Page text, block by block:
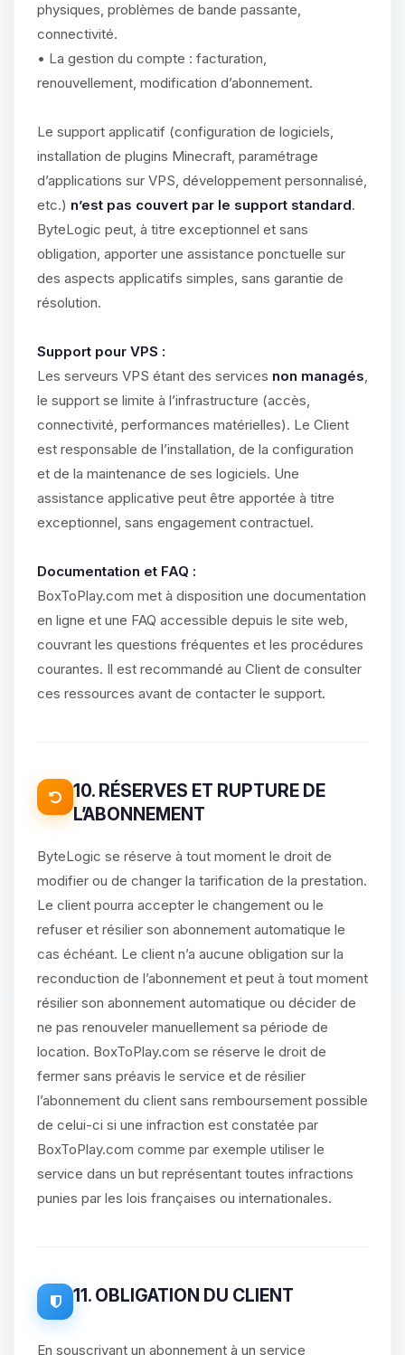
physiques, problèmes de bande passante,
connectivité.
• La gestion du compte : facturation,
renouvellement, modification d’abonnement.
Le support applicatif (configuration de logiciels,
installation de plugins Minecraft, paramétrage
d’applications sur VPS, développement personnalisé,
etc.) n’est pas couvert par le support standard.
ByteLogic peut, à titre exceptionnel et sans
obligation, apporter une assistance ponctuelle sur
des aspects applicatifs simples, sans garantie de
résolution.
Support pour VPS :
Les serveurs VPS étant des services non managés,
le support se limite à l’infrastructure (accès,
connectivité, performances matérielles). Le Client
est responsable de l’installation, de la configuration
et de la maintenance de ses logiciels. Une
assistance applicative peut être apportée à titre
exceptionnel, sans engagement contractuel.
Documentation et FAQ :
BoxToPlay.com met à disposition une documentation
en ligne et une FAQ accessible depuis le site web,
couvrant les questions fréquentes et les procédures
courantes. Il est recommandé au Client de consulter
ces ressources avant de contacter le support.
10. RÉSERVES ET RUPTURE DE
L’ABONNEMENT
ByteLogic se réserve à tout moment le droit de
modifier ou de changer la tarification de la prestation.
Le client pourra accepter le changement ou le
refuser et résilier son abonnement automatique le
cas échéant. Le client n’a aucune obligation sur la
reconduction de l’abonnement et peut à tout moment
résilier son abonnement automatique ou décider de
ne pas renouveler manuellement sa période de
location. BoxToPlay.com se réserve le droit de
fermer sans préavis le service et de résilier
l’abonnement du client sans remboursement possible
de celui-ci si une infraction est constatée par
BoxToPlay.com comme par exemple utiliser le
service dans un but représentant toutes infractions
punies par les lois françaises ou internationales.
11. OBLIGATION DU CLIENT
En souscrivant un abonnement à un service